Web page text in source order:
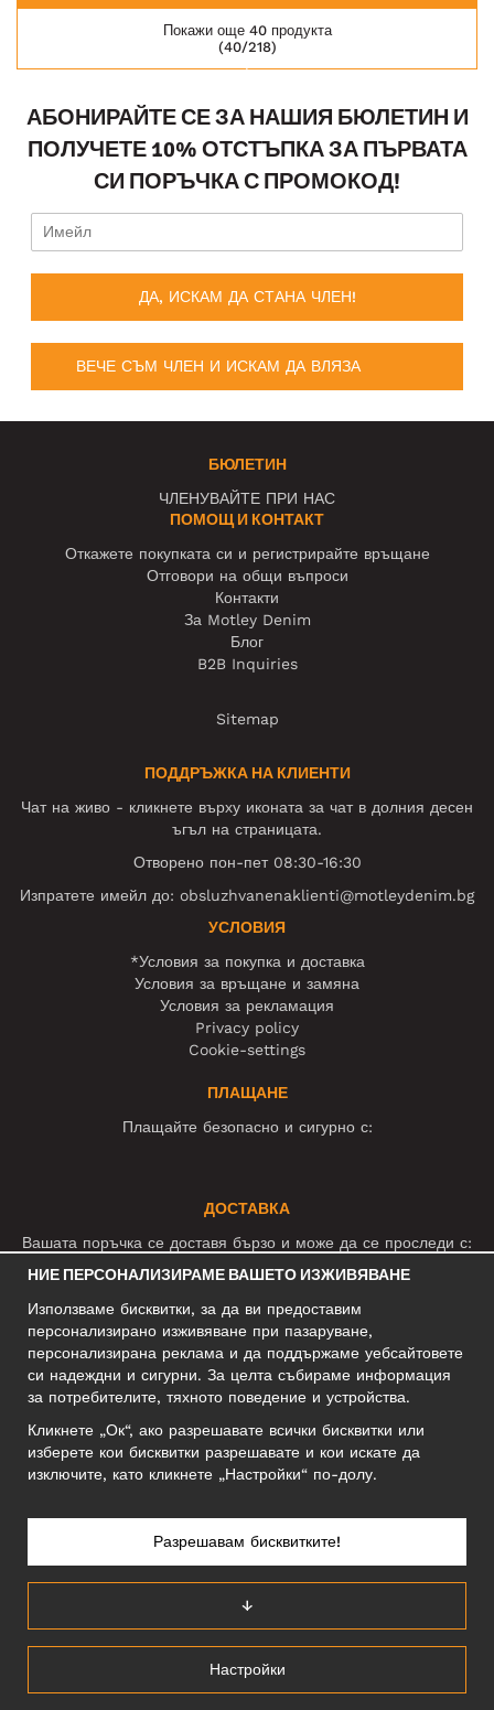
(40/218)
Покажи още 40 продукта
АБОНИРАЙТЕ СЕ ЗА НАШИЯ БЮЛЕТИН И
ПОЛУЧЕТЕ 10% ОТСТЪПКА ЗА ПЪРВАТА
СИ ПОРЪЧКА С ПРОМОКОД!
ДА, ИСКАМ ДА СТАНА ЧЛЕН!
ВЕЧЕ СЪМ ЧЛЕН И ИСКАМ ДА ВЛЯЗА
БЮЛЕТИН
ЧЛЕНУВАЙТЕ ПРИ НАС
ПОМОЩ И КОНТАКТ
Откажете покупката си и регистрирайте връщане
Отговори на общи въпроси
Контакти
За Motley Denim
Блог
B2B Inquiries
Sitemap
ПОДДРЪЖКА НА КЛИЕНТИ
Чат на живо - кликнете върху иконата за чат в долния десен
ъгъл на страницата.
Отворено пон-пет 08:30-16:30
Изпратете имейл до: obsluzhvanenaklienti@motleydenim.bg
УСЛОВИЯ
*Условия за покупка и доставка
Условия за връщане и замяна
Условия за рекламация
Privacy policy
Cookie-settings
ПЛАЩАНЕ
Плащайте безопасно и сигурно с:
ДОСТАВКА
Вашата поръчка се доставя бързо и може да се проследи с:
СОЦИАЛНИ МРЕЖИ
БИЗНЕС АДРЕС
Motley Denim Europe OÜ
Narva mnt 5, EE-10117 Tallinn
Reg: 12356245
Внимание! Не връщайте продукти на този адрес!
БЪЛГАРИЯ/БЪЛГАРСКИ
НИЕ ПЕРСОНАЛИЗИРАМЕ ВАШЕТО ИЗЖИВЯВАНЕ
Използваме бисквитки, за да ви предоставим
персонализирано изживяване при пазаруване,
персонализирана реклама и да поддържаме уебсайтовете
си надеждни и сигурни. За целта събираме информация
за потребителите, тяхното поведение и устройства.
Кликнете „Ок“, ако разрешавате всички бисквитки или
изберете кои бисквитки разрешавате и кои искате да
изключите, като кликнете „Настройки“ по-долу.
Настройки
↓
Разрешавам бисквитките!